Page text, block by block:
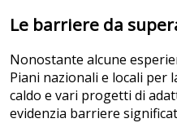
Le barriere da
Nonostante alcune
Piani nazionali e locali per
caldo e vari progetti di
evidenzia barriere